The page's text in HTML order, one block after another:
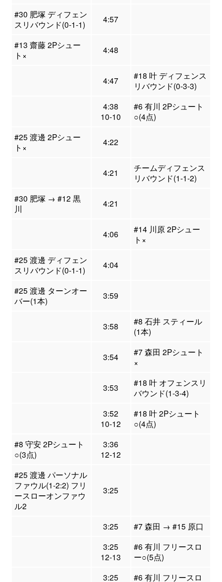
#30 肥塚 ディフェン
スリバウンド(0-1-1)
4:57
#13 齋藤 2Pシュー
ト×
4:48
4:47
#18 叶 ディフェンス
リバウンド(0-3-3)
4:38
10-10
#6 有川 2Pシュート
○(4点)
#25 渡邊 2Pシュー
ト×
4:22
4:21
チームディフェンス
リバウンド(1-1-2)
#30 肥塚 → #12 黒
川
4:21
4:06
#14 川原 2Pシュー
ト×
#25 渡邊 ディフェン
スリバウンド(0-1-1)
4:04
#25 渡邊 ターンオー
バー(1本)
3:59
3:58
#8 石井 スティール
(1本)
3:54
#7 森田 2Pシュート
×
3:53
#18 叶 オフェンスリ
バウンド(1-3-4)
3:52
10-12
#18 叶 2Pシュート
○(4点)
#8 守安 2Pシュート
○(3点)
3:36
12-12
#25 渡邊 パーソナル
ファウル(1-2:2) フリ
ースローオンファウ
ル2
3:25
3:25
#7 森田 → #15 原口
3:25
12-13
#6 有川 フリースロ
ー○(5点)
3:25
#6 有川 フリースロ